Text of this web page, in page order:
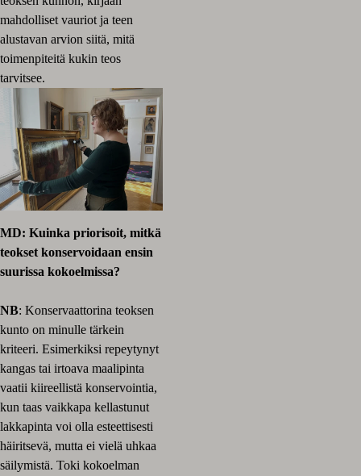
mahdolliset vauriot ja teen
alustavan arvion siitä, mitä
toimenpiteitä kukin teos
tarvitsee.
MD: Kuinka priorisoit, mitkä
teokset konservoidaan ensin
suurissa kokoelmissa?
NB: Konservaattorina teoksen
kunto on minulle tärkein
kriteeri. Esimerkiksi repeytynyt
kangas tai irtoava maalipinta
vaatii kiireellistä konservointia,
kun taas vaikkapa kellastunut
lakkapinta voi olla esteettisesti
häiritsevä, mutta ei vielä uhkaa
säilymistä. Toki kokoelman